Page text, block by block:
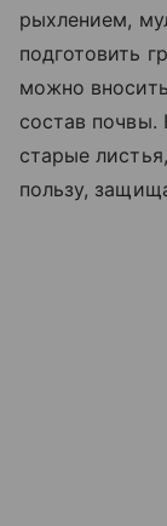
рыхлением,
подготовить
можно
состав почвы.
старые
пользу,